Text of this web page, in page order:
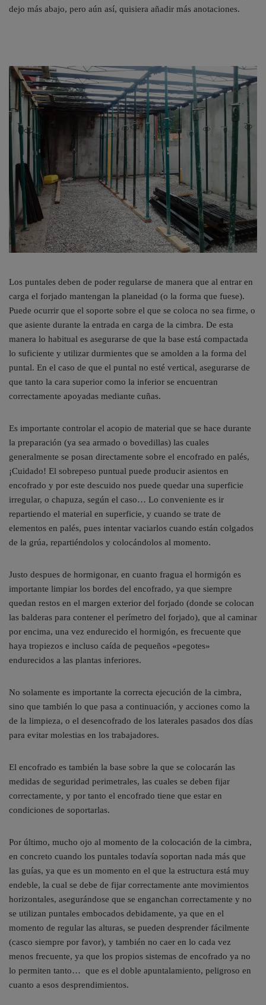
dejo más abajo, pero aún así, quisiera añadir más anotaciones.
Los puntales deben de poder regularse de manera que al entrar en
carga el forjado mantengan la planeidad (o la forma que fuese).
Puede ocurrir que el soporte sobre el que se coloca no sea firme, o
que asiente durante la entrada en carga de la cimbra. De esta
manera lo habitual es asegurarse de que la base está compactada
lo suficiente y utilizar durmientes que se amolden a la forma del
puntal. En el caso de que el puntal no esté vertical, asegurarse de
que tanto la cara superior como la inferior se encuentran
correctamente apoyadas mediante cuñas.
Es importante controlar el acopio de material que se hace durante
la preparación (ya sea armado o bovedillas) las cuales
generalmente se posan directamente sobre el encofrado en palés,
¡Cuidado! El sobrepeso puntual puede producir asientos en
encofrado y por este descuido nos puede quedar una superficie
irregular, o chapuza, según el caso… Lo conveniente es ir
repartiendo el material en superficie, y cuando se trate de
elementos en palés, pues intentar vaciarlos cuando están colgados
de la grúa, repartiéndolos y colocándolos al momento.
Justo despues de hormigonar, en cuanto fragua el hormigón es
importante limpiar los bordes del encofrado, ya que siempre
quedan restos en el margen exterior del forjado (donde se colocan
las balderas para contener el perímetro del forjado), que al caminar
por encima, una vez endurecido el hormigón, es frecuente que
haya tropiezos e incluso caída de pequeños «pegotes»
endurecidos a las plantas inferiores.
No solamente es importante la correcta ejecución de la cimbra,
sino que también lo que pasa a continuación, y acciones como la
de la limpieza, o el desencofrado de los laterales pasados dos días
para evitar molestias en los trabajadores.
El encofrado es también la base sobre la que se colocarán las
medidas de seguridad perimetrales, las cuales se deben fijar
correctamente, y por tanto el encofrado tiene que estar en
condiciones de soportarlas.
Por último, mucho ojo al momento de la colocación de la cimbra,
en concreto cuando los puntales todavía soportan nada más que
las guías, ya que es un momento en el que la estructura está muy
endeble, la cual se debe de fijar correctamente ante movimientos
horizontales, asegurándose que se enganchan correctamente y no
se utilizan puntales embocados debidamente, ya que en el
momento de regular las alturas, se pueden desprender fácilmente
(casco siempre por favor), y también no caer en lo cada vez
menos frecuente, ya que los propios sistemas de encofrado ya no
lo permiten tanto… que es el doble apuntalamiento, peligroso en
cuanto a esos desprendimientos.